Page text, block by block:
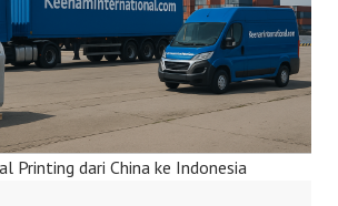
Printing dari China ke Indonesia